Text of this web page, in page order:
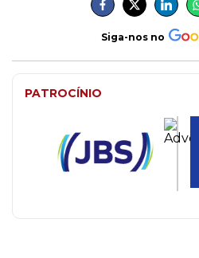
Siga-nos no
PATROCÍNIO